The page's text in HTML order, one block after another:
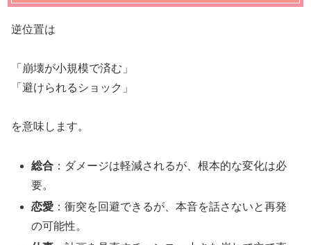
逆位置は
「崩壊が小規模で済む」
「避けられるショック」
を意味します。
総合 ：ダメージは軽減されるが、根本的な変化は必
要。
恋愛 ：衝突を回避できるが、本音を話さないと再発
の可能性。